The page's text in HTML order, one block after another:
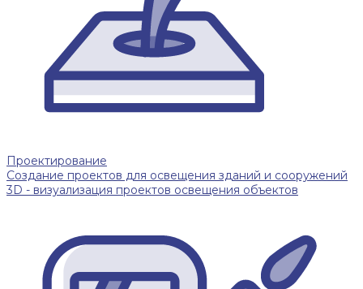
Проектирование
Создание проектов для освещения зданий и сооружений
3D - визуализация проектов освещения объектов